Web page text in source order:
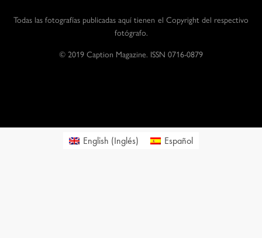
Todas las fotografías publicadas aquí tienen el Copyright del respectivo
fotógrafo.
© 2019 Caption Magazine. ISSN 0716-0879
English (Inglés) Español